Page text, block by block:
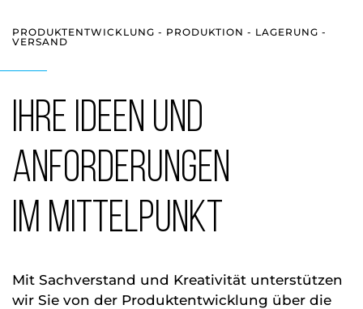
PRODUKTENTWICKLUNG - PRODUKTION - LAGERUNG -
VERSAND
IHRE IDEEN UND
ANFORDERUNGEN
IM MITTELPUNKT
Mit Sachverstand und Kreativität unterstützen
wir Sie von der Produktentwicklung über die